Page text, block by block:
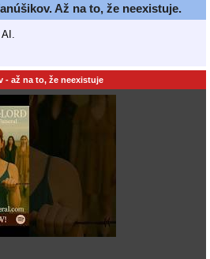
Až na to, že neexistuje.
- až na to, že neexistuje